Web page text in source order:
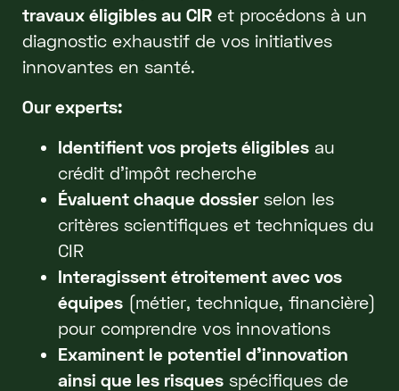
travaux éligibles au CIRet procédons à un
diagnostic exhaustif de vos initiatives
innovantes en santé.
Our experts:
Identifient vos projets éligiblesau
crédit d'impôt recherche
Évaluent chaque dossierselon les
critères scientifiques et techniques du
CIR
Interagissent étroitement avec vos
équipes(métier, technique, financière)
pour comprendre vos innovations
Examinent le potentiel d'innovation
ainsi que les risquesspécifiques de